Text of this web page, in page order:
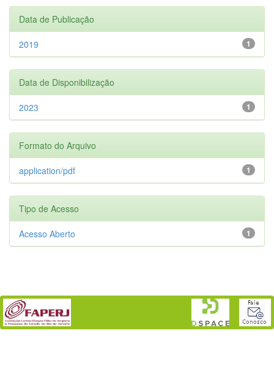
Data de Publicação
1
2019
Data de Disponibilização
1
2023
Formato do Arquivo
1
application/pdf
Tipo de Acesso
1
Acesso Aberto